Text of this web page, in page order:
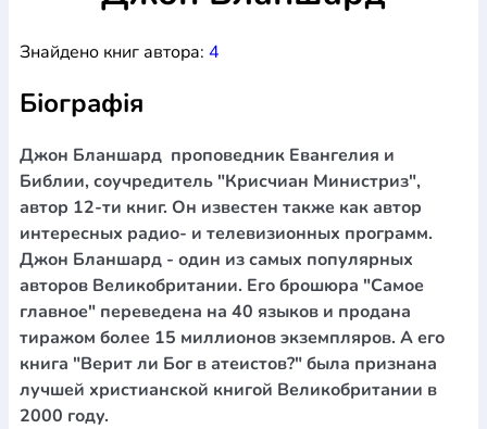
Богослов`яШлюб і сім`яЮдаїзм
ПеріодикаАудіо Ручки кулькові
БлокнотиЩоденники / щотижневики
Навчальні мапи Шкіряні виробиМагнітиМеталеві
виробиМіні-лампи НаклейкиНастільні ігриПакети
подарунковіПлакати Пластмасові виробиХустки
Подарункові картки Розвиваючі ігри РепринтиСвічки
Зошити Фотокартини
Головні убори
Календарі
Канцелярскі товари
Комп`ютерні ігри
ЛистівкиСувенирна продукція Годинники Пазли
Книга в комплекті
За додатковою інформацією дзвоніть за номером:+38
(097) 880-6379
Знайдено книг автора: 4
Біографія
Джон Бланшард проповедник Евангелия и
Библии, соучредитель "Крисчиан Министриз",
автор 12-ти книг. Он известен также как автор
интересных радио- и телевизионных программ.
Джон Бланшард - один из самых популярных
авторов Великобритании. Его брошюра "Самое
главное" переведена на 40 языков и продана
тиражом более 15 миллионов экземпляров. А его
книга "Верит ли Бог в атеистов?" была признана
лучшей христианской книгой Великобритании в
2000 году.